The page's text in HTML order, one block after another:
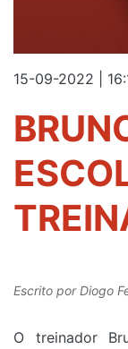
15-09-2022 |
Escrito porDiogo
O treinador